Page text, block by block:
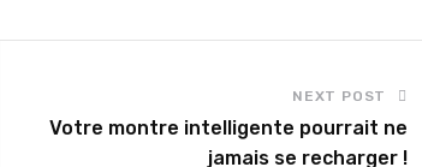
NEXT POST
Votre montre intelligente pourrait ne
jamais se recharger !